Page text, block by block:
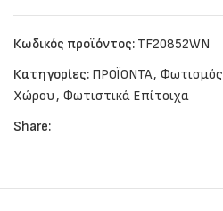
Κωδικός προϊόντος: TF20852WN
Κατηγορίες: ΠΡΟΪΟΝΤΑ, Φωτισμός
Χώρου, Φωτιστικά Επίτοιχα
Share: